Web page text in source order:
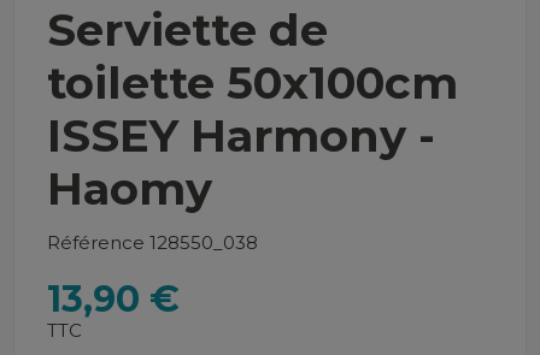
Serviette de
toilette 50x100cm
ISSEY Harmony -
Haomy
Référence 128550_038
13,90 €
TTC